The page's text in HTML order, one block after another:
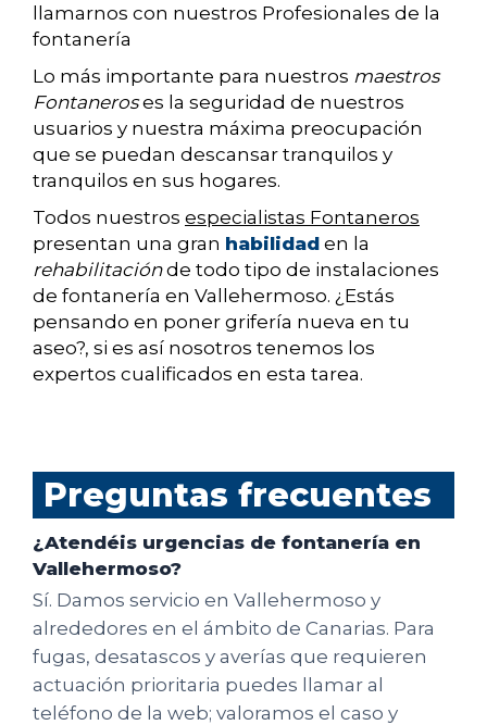
llamarnos con nuestros Profesionales de la
fontanería
Lo más importante para nuestros maestros
Fontaneroses la seguridad de nuestros
usuarios y nuestra máxima preocupación
que se puedan descansar tranquilos y
tranquilos en sus hogares.
Todos nuestros especialistas Fontaneros
presentan una gran habilidad en la
rehabilitaciónde todo tipo de instalaciones
de fontanería en Vallehermoso. ¿Estás
pensando en poner grifería nueva en tu
aseo?, si es así nosotros tenemos los
expertos cualificados en esta tarea.
Preguntas frecuentes
¿Atendéis urgencias de fontanería en
Vallehermoso?
Sí. Damos servicio en Vallehermoso y
alrededores en el ámbito de Canarias. Para
fugas, desatascos y averías que requieren
actuación prioritaria puedes llamar al
teléfono de la web; valoramos el caso y